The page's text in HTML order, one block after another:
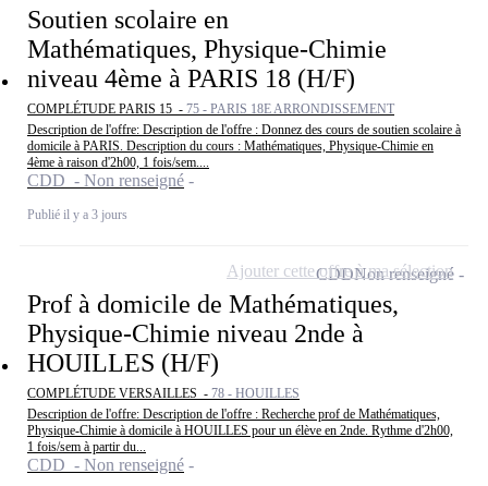
Soutien scolaire en
Mathématiques, Physique-Chimie
niveau 4ème à PARIS 18 (H/F)
COMPLÉTUDE PARIS 15 - 75 - PARIS 18E ARRONDISSEMENT
Description de l'offre: Description de l'offre : Donnez des cours de soutien scolaire à
domicile à PARIS. Description du cours : Mathématiques, Physique-Chimie en
4ème à raison d'2h00, 1 fois/sem....
CDD - Non renseigné
Publié il y a 3 jours
Prof à domicile de Mathématiques,
Physique-Chimie niveau 2nde à
HOUILLES (H/F)
COMPLÉTUDE VERSAILLES - 78 - HOUILLES
Description de l'offre: Description de l'offre : Recherche prof de Mathématiques,
Physique-Chimie à domicile à HOUILLES pour un élève en 2nde. Rythme d'2h00,
1 fois/sem à partir du...
CDD - Non renseigné
CDDNon renseigné
Ajouter cette offre à ma sélection